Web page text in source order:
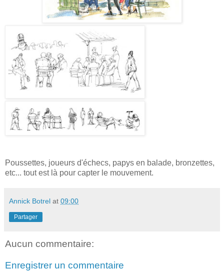
Poussettes, joueurs d'échecs, papys en balade, bronzettes,
etc... tout est là pour capter le mouvement.
Annick Botrel at 09:00
Partager
Aucun commentaire:
Enregistrer un commentaire